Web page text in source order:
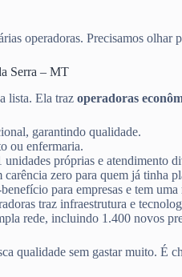
operadoras. Precisamos
Serra – MT
lista. Ela traz operadoras
garantindo qualidade.
ou enfermaria.
próprias e atendimento
zero para quem já tinha
para empresas e tem uma
traz infraestrutura e
rede, incluindo 1.400 novos
qualidade sem gastar muito. É